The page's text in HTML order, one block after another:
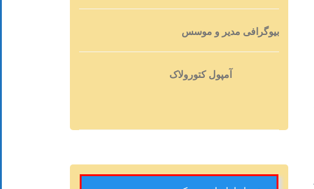
بیوگرافی مدیر و موسس
آمپول کتورولاک